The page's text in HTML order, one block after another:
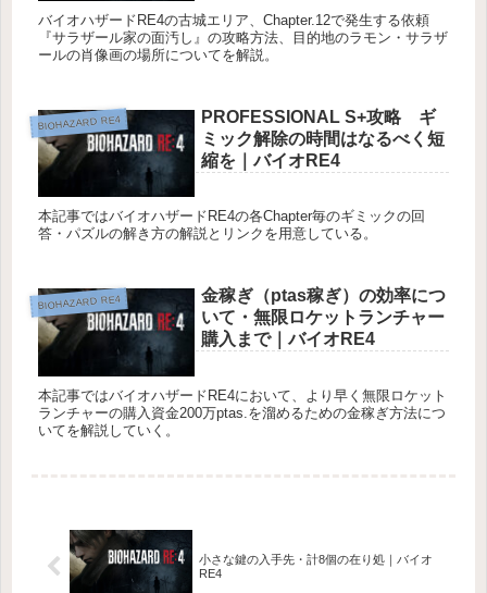
バイオハザードRE4の古城エリア、Chapter.12で発生する依頼
『サラザール家の面汚し』の攻略方法、目的地のラモン・サラザ
ールの肖像画の場所についてを解説。
BIOHAZARD RE4
PROFESSIONAL S+攻略 ギ
ミック解除の時間はなるべく短
縮を｜バイオRE4
本記事ではバイオハザードRE4の各Chapter毎のギミックの回
答・パズルの解き方の解説とリンクを用意している。
BIOHAZARD RE4
金稼ぎ（ptas稼ぎ）の効率につ
いて・無限ロケットランチャー
購入まで｜バイオRE4
本記事ではバイオハザードRE4において、より早く無限ロケット
ランチャーの購入資金200万ptas.を溜めるための金稼ぎ方法につ
いてを解説していく。
小さな鍵の入手先・計8個の在り処｜バイオ
RE4